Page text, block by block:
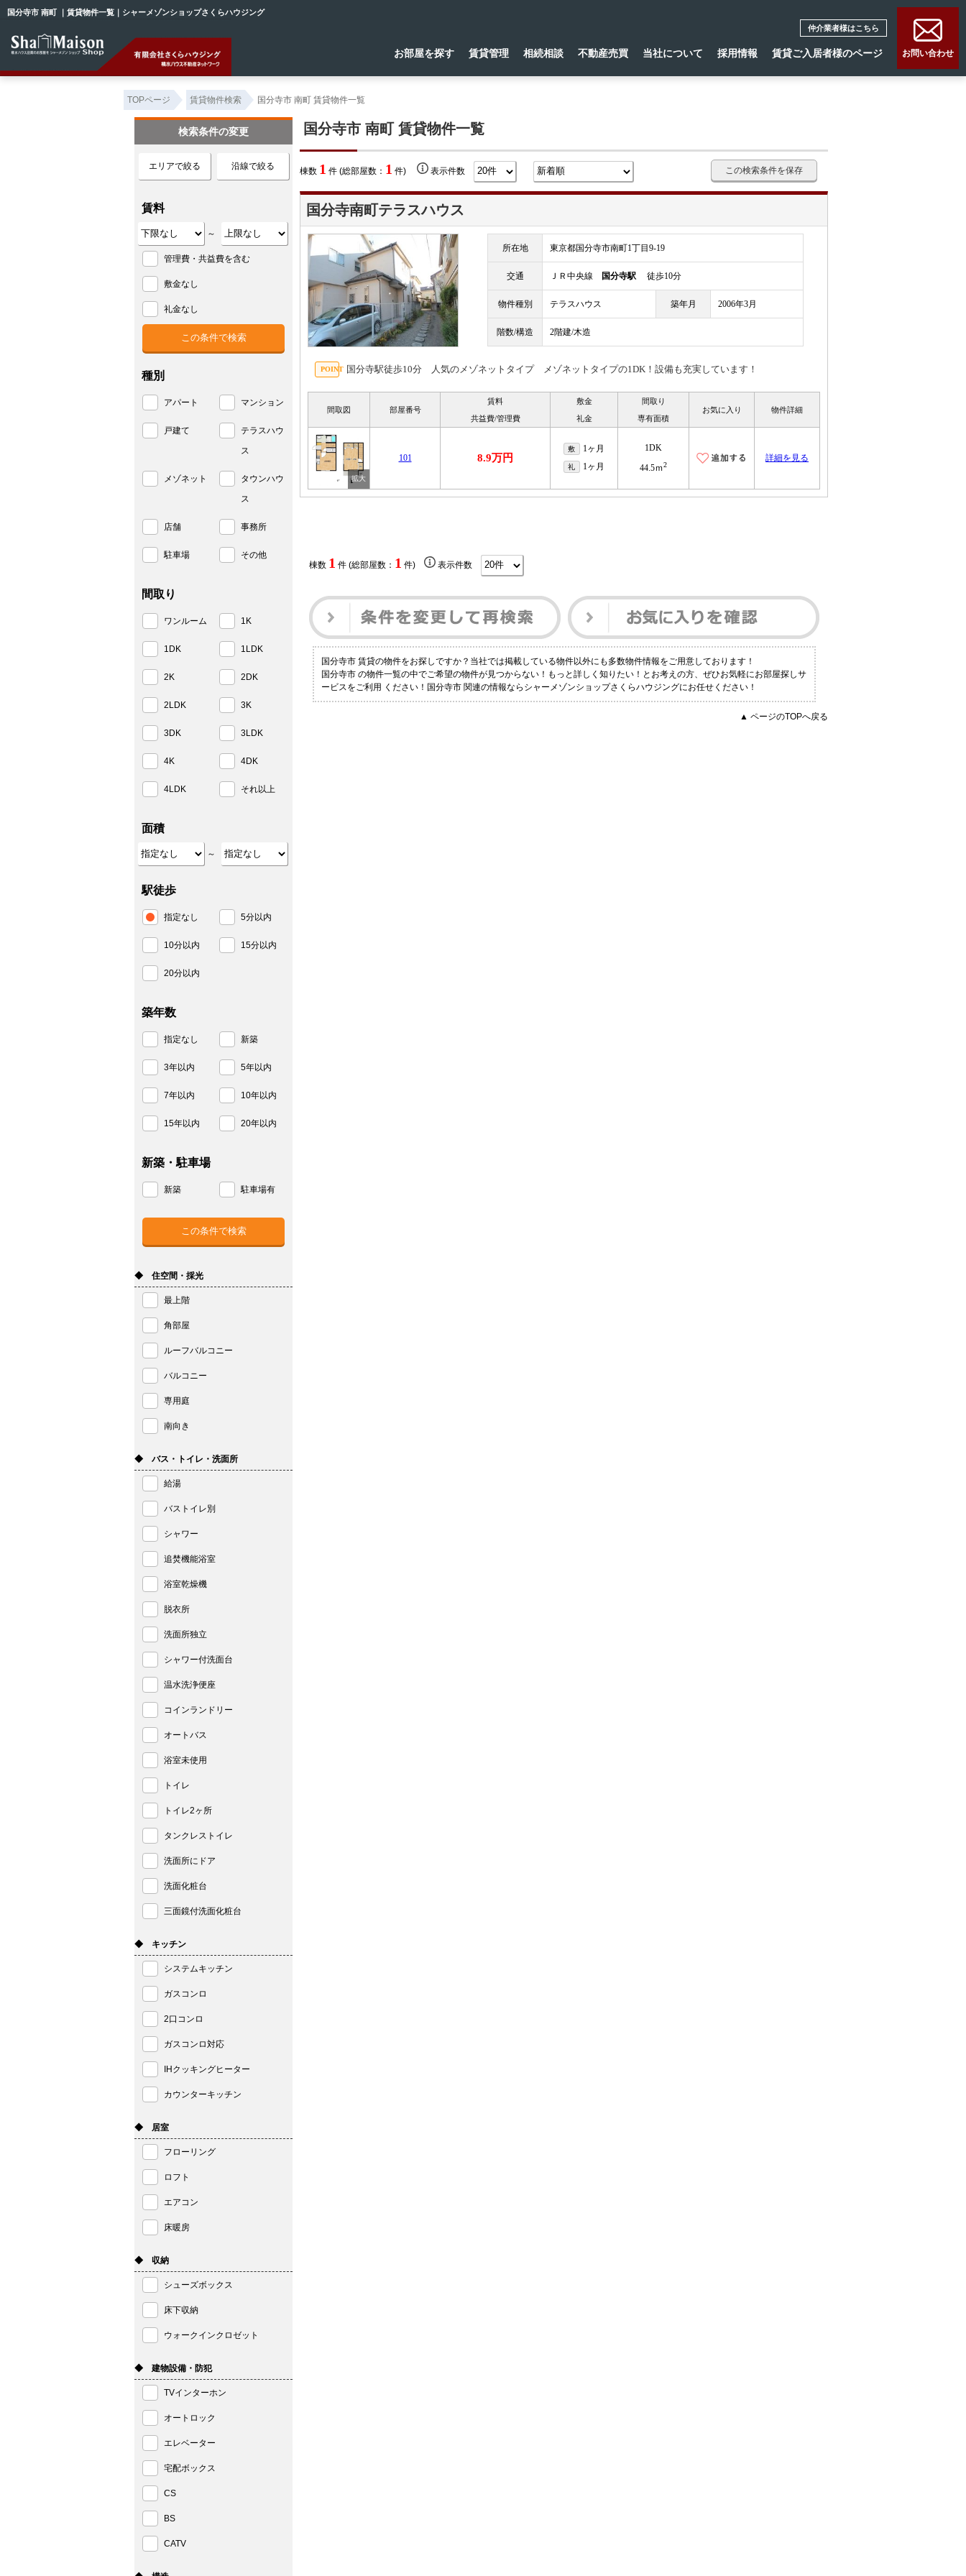
国分寺市 南町 ｜賃貸物件一覧｜シャーメゾンショップさくらハウジング
仲介業者様はこちら
お部屋を探す 賃貸管理 相続相談 不動産売買 当社について 採用情報 賃貸ご入居者様のページ お問い合わせ
TOPページ 賃貸物件検索 国分寺市 南町 賃貸物件一覧
国分寺市 南町 賃貸物件一覧
棟数 1 件 (総部屋数： 1 件) 表示件数 この検索条件を保存
国分寺南町テラスハウス
所在地 東京都国分寺市南町1丁目9-19
交通 ＪＲ中央線 国分寺駅 徒歩10分
物件種別 テラスハウス 築年月 2006年3月
階数/構造 2階建/木造
国分寺駅徒歩10分 人気のメゾネットタイプ メゾネットタイプの1DK！設備も充実しています！
間取図 部屋番号
賃料
共益費/管理費
敷金
礼金
間取り
専有面積
お気に入り 物件詳細
101 8.9万円
敷 1ヶ月
礼 1ヶ月
1DK
44.5ｍ2
詳細を見る
棟数 1 件 (総部屋数： 1 件) 表示件数
国分寺市 賃貸の物件をお探しですか？当社では掲載している物件以外にも多数物件情報をご用意しております！
国分寺市 の物件一覧の中でご希望の物件が見つからない！もっと詳しく知りたい！とお考えの方、ぜひお気軽にお部屋探しサ
ービスをご利用 ください！国分寺市 関連の情報ならシャーメゾンショップさくらハウジングにお任せください！
▲ ページのTOPへ戻る
検索条件の変更
エリアで絞る 沿線で絞る
賃料
～
管理費・共益費を含む
敷金なし
礼金なし
種別
アパート マンション
戸建て
テラスハウ
ス
メゾネット
タウンハウ
ス
店舗 事務所
駐車場 その他
間取り
ワンルーム 1K
1DK 1LDK
2K 2DK
2LDK 3K
3DK 3LDK
4K 4DK
4LDK それ以上
面積
～
駅徒歩
指定なし 5分以内
10分以内 15分以内
20分以内
築年数
指定なし 新築
3年以内 5年以内
7年以内 10年以内
15年以内 20年以内
新築・駐車場
新築 駐車場有
◆ 住空間・採光
最上階
角部屋
ルーフバルコニー
バルコニー
専用庭
南向き
◆ バス・トイレ・洗面所
給湯
バストイレ別
シャワー
追焚機能浴室
浴室乾燥機
脱衣所
洗面所独立
シャワー付洗面台
温水洗浄便座
コインランドリー
オートバス
浴室未使用
トイレ
トイレ2ヶ所
タンクレストイレ
洗面所にドア
洗面化粧台
三面鏡付洗面化粧台
◆ キッチン
システムキッチン
ガスコンロ
2口コンロ
ガスコンロ対応
IHクッキングヒーター
カウンターキッチン
◆ 居室
フローリング
ロフト
エアコン
床暖房
◆ 収納
シューズボックス
床下収納
ウォークインクロゼット
◆ 建物設備・防犯
TVインターホン
オートロック
エレベーター
宅配ボックス
CS
BS
CATV